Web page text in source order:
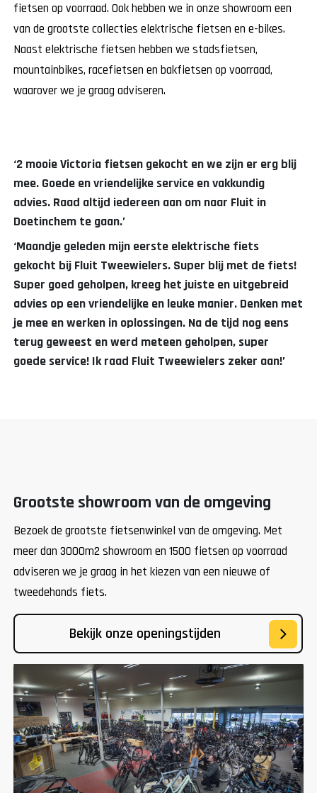
fietsen op voorraad. Ook hebben we in onze showroom een
van de grootste collecties elektrische fietsen en e-bikes.
Naast elektrische fietsen hebben we stadsfietsen,
mountainbikes, racefietsen en bakfietsen op voorraad,
waarover we je graag adviseren.
‘2 mooie Victoria fietsen gekocht en we zijn er erg blij
mee. Goede en vriendelijke service en vakkundig
advies. Raad altijd iedereen aan om naar Fluit in
Doetinchem te gaan.’
‘Maandje geleden mijn eerste elektrische fiets
gekocht bij Fluit Tweewielers. Super blij met de fiets!
Super goed geholpen, kreeg het juiste en uitgebreid
advies op een vriendelijke en leuke manier. Denken met
je mee en werken in oplossingen. Na de tijd nog eens
terug geweest en werd meteen geholpen, super
goede service! Ik raad Fluit Tweewielers zeker aan!’
Grootste showroom van de omgeving
Bezoek de grootste fietsenwinkel van de omgeving. Met
meer dan 3000m2 showroom en 1500 fietsen op voorraad
adviseren we je graag in het kiezen van een nieuwe of
tweedehands fiets.
Bekijk onze openingstijden